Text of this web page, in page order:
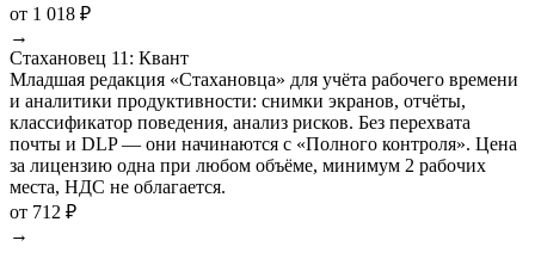
от 1 018 ₽
→
Стахановец 11: Квант
Младшая редакция «Стахановца» для учёта рабочего времени
и аналитики продуктивности: снимки экранов, отчёты,
классификатор поведения, анализ рисков. Без перехвата
почты и DLP — они начинаются с «Полного контроля». Цена
за лицензию одна при любом объёме, минимум 2 рабочих
места, НДС не облагается.
от 712 ₽
→